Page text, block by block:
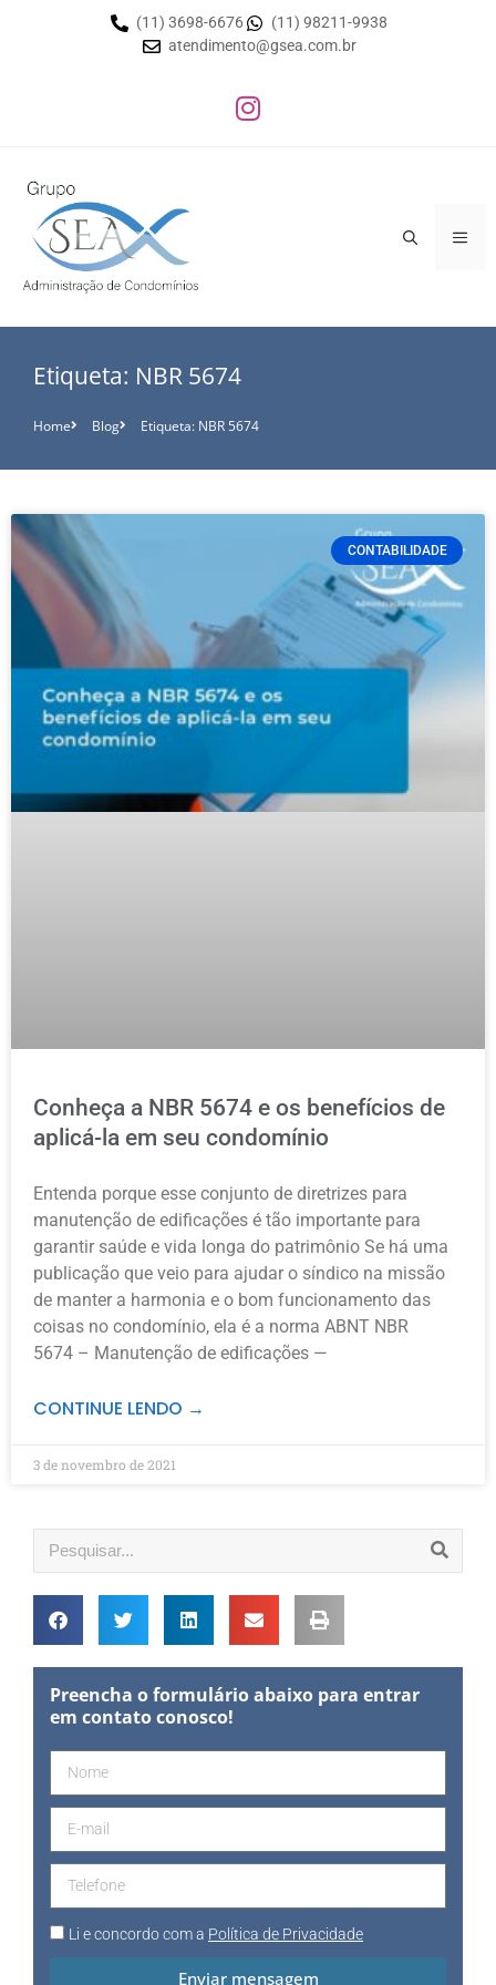
(11) 3698-6676
(11) 98211-9938
atendimento@gsea.com.br
Etiqueta: NBR 5674
Home Blog Etiqueta: NBR 5674
CONTABILIDADE
Conheça a NBR 5674 e os benefícios de
aplicá-la em seu condomínio
Entenda porque esse conjunto de diretrizes para
manutenção de edificações é tão importante para
garantir saúde e vida longa do patrimônio Se há uma
publicação que veio para ajudar o síndico na missão
de manter a harmonia e o bom funcionamento das
coisas no condomínio, ela é a norma ABNT NBR
5674 – Manutenção de edificações —
CONTINUE LENDO →
3 de novembro de 2021
Preencha o formulário abaixo para entrar
em contato conosco!
Li e concordo com a Política de Privacidade
Enviar mensagem